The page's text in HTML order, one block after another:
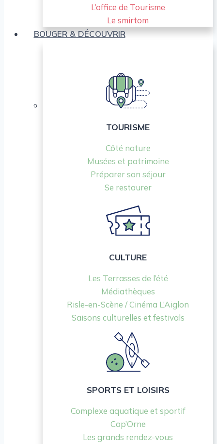
L’office de Tourisme
Le smirtom
BOUGER & DÉCOUVRIR
TOURISME
Côté nature
Musées et patrimoine
Préparer son séjour
Se restaurer
CULTURE
Les Terrasses de l’été
Médiathèques
Risle-en-Scène / Cinéma L’Aiglon
Saisons culturelles et festivals
SPORTS ET LOISIRS
Complexe aquatique et sportif
Cap’Orne
Les grands rendez-vous